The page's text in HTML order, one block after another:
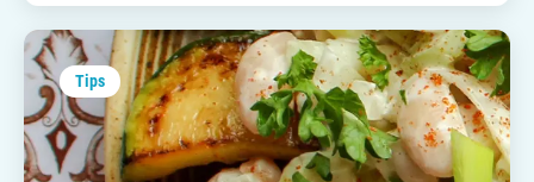
Samenwerken / adverteren
Contact opnemen
je op een rijtje zet waarmee je een ander zeker blij
mee gaat maken. Daarnaast hebben we in
samenwerking met Hip in het wild ook nogeen
leuke winactievoor je.
Tips